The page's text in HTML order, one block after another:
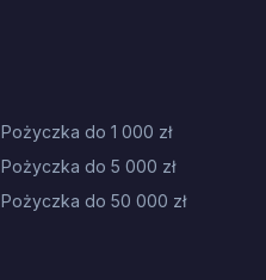
Pożyczka do 1 000 zł
Pożyczka do 5 000 zł
Pożyczka do 50 000 zł